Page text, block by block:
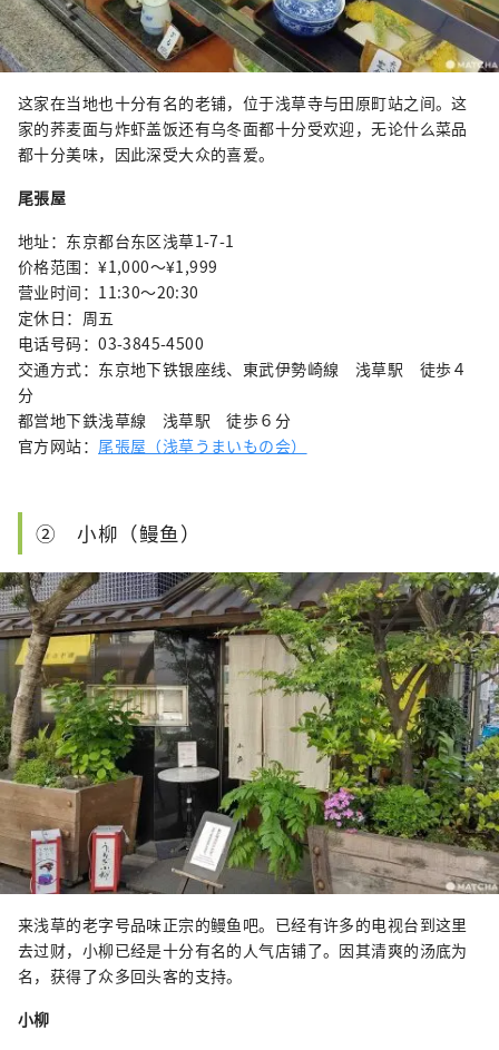
这家在当地也十分有名的老铺，位于浅草寺与田原町站之间。这
家的荞麦面与炸虾盖饭还有乌冬面都十分受欢迎，无论什么菜品
都十分美味，因此深受大众的喜爱。
尾張屋
地址：东京都台东区浅草1-7-1
价格范围：¥1,000〜¥1,999
营业时间：11:30～20:30
定休日：周五
电话号码：03-3845-4500
交通方式：东京地下铁银座线、東武伊勢崎線 浅草駅 徒歩４
分
都営地下鉄浅草線 浅草駅 徒歩６分
官方网站： 尾張屋（浅草うまいもの会）
② 小柳（鳗鱼）
来浅草的老字号品味正宗的鳗鱼吧。已经有许多的电视台到这里
去过财，小柳已经是十分有名的人气店铺了。因其清爽的汤底为
名，获得了众多回头客的支持。
小柳